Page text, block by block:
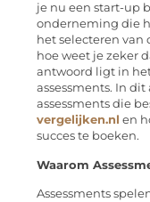
je nu een start-up
onderneming die
het selecteren van
hoe weet je zeker
antwoord ligt in
assessments. In
assessments die
vergelijken.nl en
succes te boeken.
Waarom
Assessments